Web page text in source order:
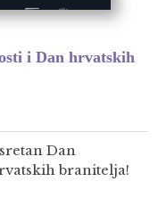
i Dan hrvatskih
Dan
branitelja!